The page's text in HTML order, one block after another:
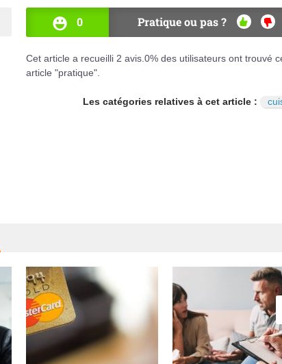
0 Pratique ou pas ?
OUI NON
Cet article a recueilli 2 avis. 0% des utilisateurs ont trouvé
article "pratique".
Les catégories relatives à cet article :